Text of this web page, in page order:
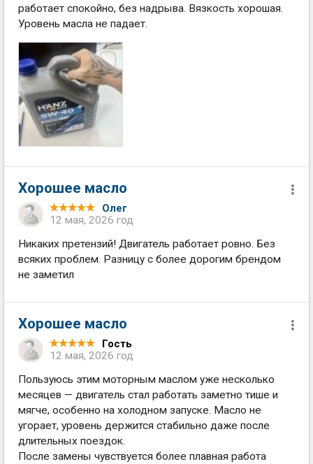
работает спокойно, без надрыва. Вязкость хорошая.
Уровень масла не падает.
Хорошее масло
Олег
12 мая, 2026 год
Никаких претензий! Двигатель работает ровно. Без
всяких проблем. Разницу с более дорогим брендом
не заметил
Хорошее масло
Гость
12 мая, 2026 год
Пользуюсь этим моторным маслом уже несколько
месяцев — двигатель стал работать заметно тише и
мягче, особенно на холодном запуске. Масло не
угорает, уровень держится стабильно даже после
длительных поездок.
После замены чувствуется более плавная работа